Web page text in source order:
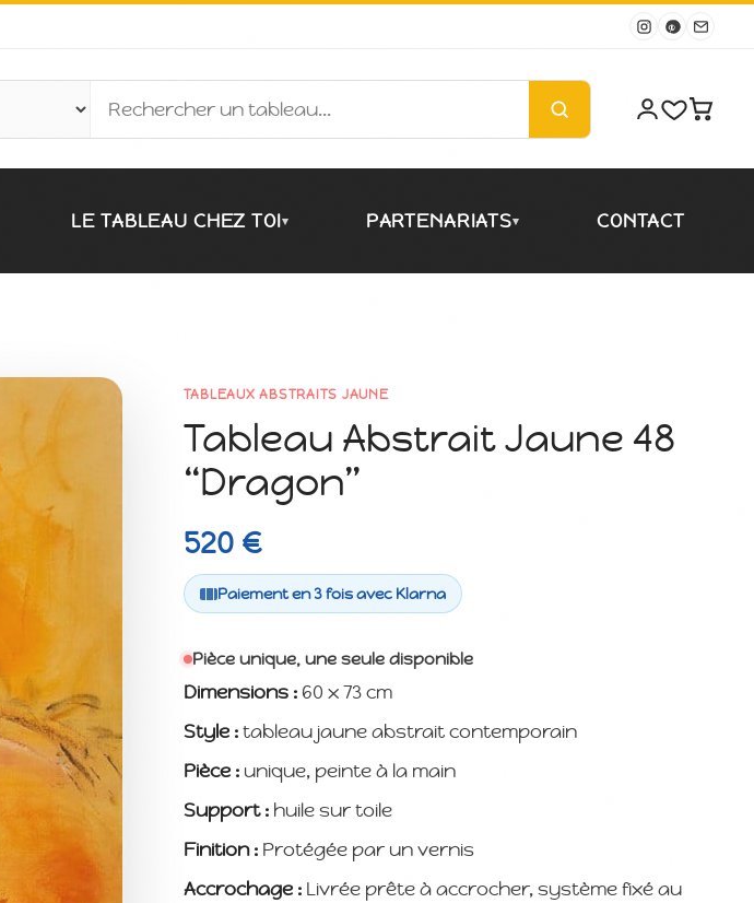
LE TABLEAU CHEZ TOI▾ PARTENARIATS▾ CONTACT
TABLEAUX ABSTRAITS JAUNE
Tableau Abstrait Jaune 48
“Dragon”
520 €
Paiement en 3 fois avec Klarna
Pièce unique, une seule disponible
Dimensions :60 x 73 cm
Style :tableau jaune abstrait contemporain
Pièce :unique, peinte à la main
Support :huile sur toile
Finition :Protégée par un vernis
Accrochage :Livrée prête à accrocher, système fixé au